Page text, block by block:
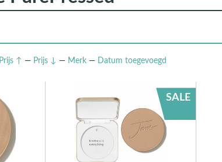
Prijs ↑ — Prijs ↓ — Merk— Datum toegevoegd
SALE